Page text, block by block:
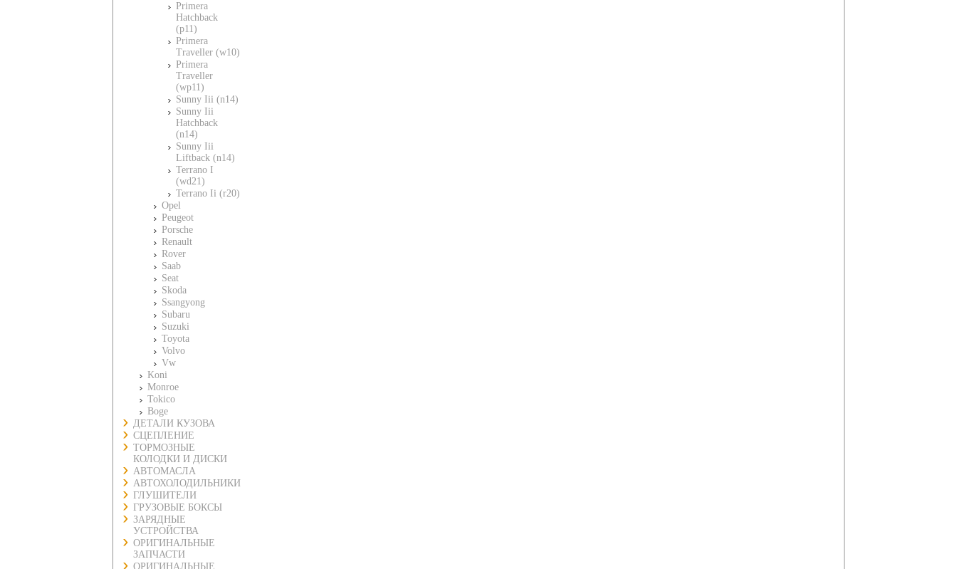
Primera
Hatchback
(p11)
Primera
Traveller (w10)
Primera
Traveller
(wp11)
Sunny Iii (n14)
Sunny Iii
Hatchback
(n14)
Sunny Iii
Liftback (n14)
Terrano I
(wd21)
Terrano Ii (r20)
Opel
Peugeot
Porsche
Renault
Rover
Saab
Seat
Skoda
Ssangyong
Subaru
Suzuki
Toyota
Volvo
Vw
Koni
Monroe
Tokico
Boge
ДЕТАЛИ КУЗОВА
СЦЕПЛЕНИЕ
ТОРМОЗНЫЕ
КОЛОДКИ И ДИСКИ
АВТОМАСЛА
АВТОХОЛОДИЛЬНИКИ
ГЛУШИТЕЛИ
ГРУЗОВЫЕ БОКСЫ
ЗАРЯДНЫЕ
УСТРОЙСТВА
ОРИГИНАЛЬНЫЕ
ЗАПЧАСТИ
ОРИГИНАЛЬНЫЕ